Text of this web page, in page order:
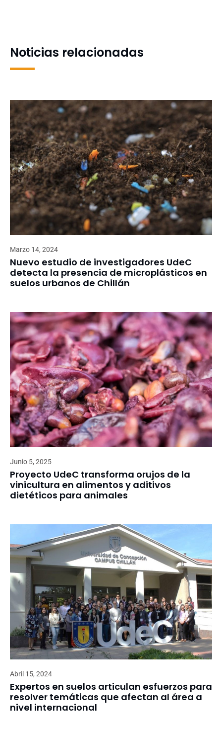
Noticias relacionadas
Marzo 14, 2024
Nuevo estudio de investigadores UdeC
detecta la presencia de microplásticos en
suelos urbanos de Chillán
Junio 5, 2025
Proyecto UdeC transforma orujos de la
vinicultura en alimentos y aditivos
dietéticos para animales
Abril 15, 2024
Expertos en suelos articulan esfuerzos para
resolver temáticas que afectan al área a
nivel internacional